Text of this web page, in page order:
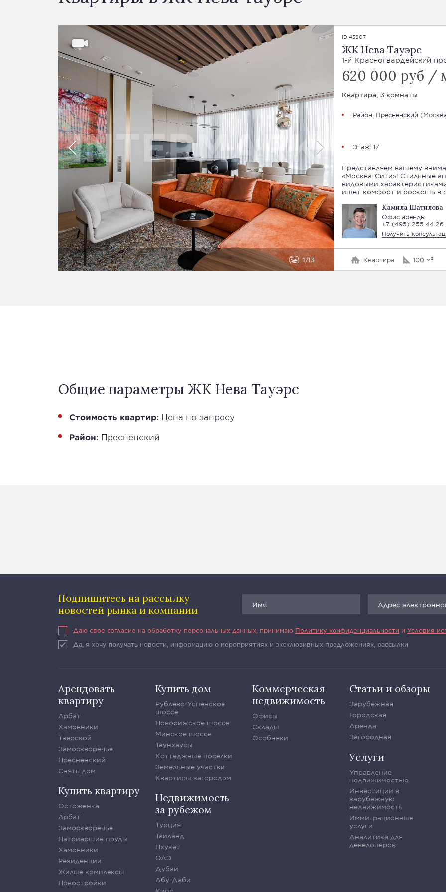
1 13
ID 45907
ЖК Нева Тауэрс
1-й Красногвардейский
620 000 руб /
Квартира, 3 комнаты
Район: Пресненский (
Этаж: 17
Представляем вашему
«Москва-Сити»! Стильные
видовыми
ищет комфорт и роскошь в
Камила Шатилова
Офис аренды
+7 (495) 255 44 26
Получить
Квартира 100 м²
Общие параметры ЖК Нева Тауэрс
Стоимость квартир: Цена по запросу
Район: Пресненский
Подпишитесь на рассылку
новостей рынка и компании
Даю свое согласие на обработку персональных данных, принимаю Политику конфиденциальности и Условия
Да, я хочу получать новости, информацию о мероприятиях и эксклюзивных предложениях, рассылки
Арендовать
квартиру
Арбат
Хамовники
Тверской
Замоскворечье
Пресненский
Снять дом
Купить квартиру
Остоженка
Арбат
Замоскворечье
Патриаршие пруды
Хамовники
Резиденции
Жилые комплексы
Новостройки
Купить дом
Рублево-Успенское
шоссе
Новорижское шоссе
Минское шоссе
Таунхаусы
Коттеджные поселки
Земельные участки
Квартиры загородом
Недвижимость
за рубежом
Турция
Таиланд
Пхукет
ОАЭ
Дубаи
Абу-Даби
Коммерческая
недвижимость
Офисы
Склады
Особняки
Статьи и обзоры
Зарубежная
Городская
Аренда
Загородная
Услуги
Управление
недвижимостью
Инвестиции в
зарубежную
недвижимость
Иммиграционные
услуги
Аналитика для
девелоперов